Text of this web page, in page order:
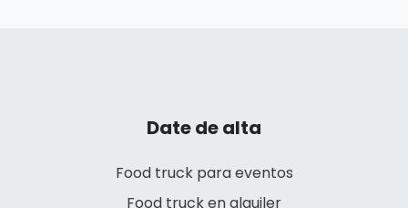
Date de alta
Food truck para eventos
Food truck en alquiler